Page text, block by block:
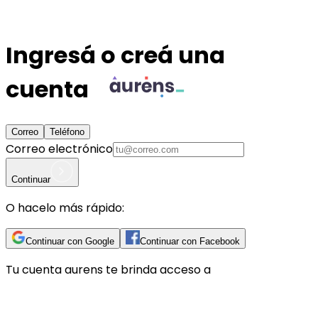
Ingresá o creá una
cuenta
Correo Teléfono
Correo electrónico
Continuar
O hacelo más rápido:
Continuar con Google Continuar con Facebook
Tu cuentaaurens te brinda acceso a